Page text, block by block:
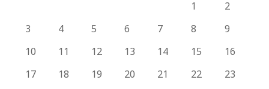
1
2
3
4 5 6 7 8
9
10
11 12 13 14 15
16
17
18 19 20 21 22
23